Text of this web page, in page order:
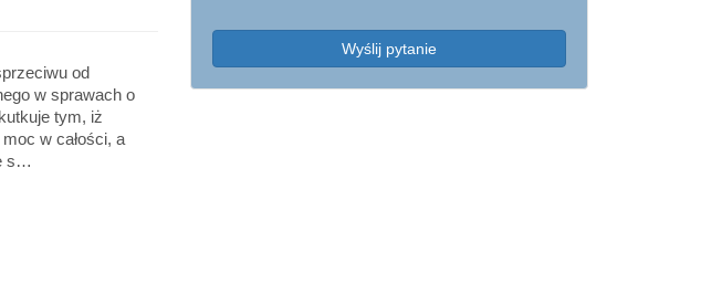
Wyślij pytanie
od
w sprawach o
tym, iż
w całości, a
s…